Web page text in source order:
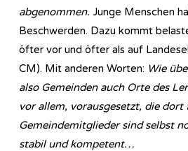
abgenommen. Junge Menschen
Beschwerden. Dazu kommt
öfter vor und öfter als auf
CM). Mit anderen Worten: Wie
also Gemeinden auch Orte des
vor allem, vorausgesetzt, die
Gemeindemitglieder sind selbst
stabil und kompetent…